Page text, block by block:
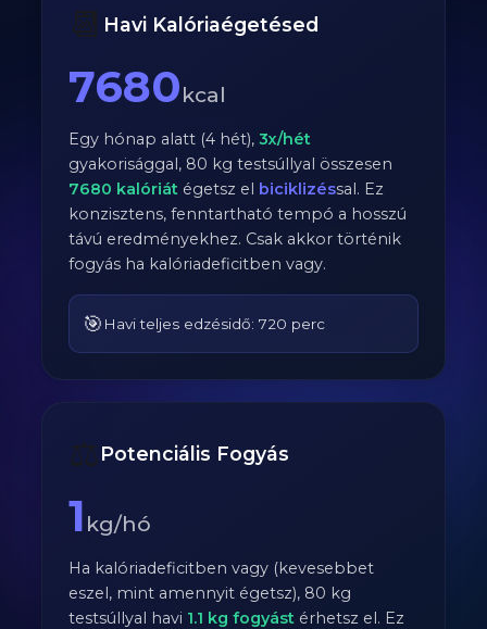
📆 Havi Kalóriaégetésed
7680kcal
Egy hónap alatt (4 hét),3x/hét
gyakorisággal, 80 kg testsúllyal összesen
7680 kalóriát égetsz el biciklizéssal. Ez
konzisztens, fenntartható tempó a hosszú
távú eredményekhez. Csak akkor történik
fogyás ha kalóriadeficitben vagy.
🎯 Havi teljes edzésidő: 720 perc
⚖️ Potenciális Fogyás
1 kg/hó
Ha kalóriadeficitben vagy (kevesebbet
eszel, mint amennyit égetsz), 80 kg
testsúllyal havi 1.1 kg fogyást érhetsz el. Ez